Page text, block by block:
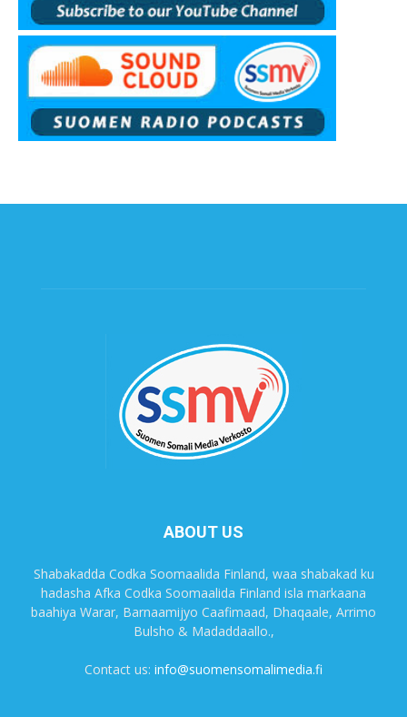
ABOUT US
Shabakadda Codka Soomaalida Finland, waa shabakad ku
hadasha Afka Codka Soomaalida Finland isla markaana
baahiya Warar, Barnaamijyo Caafimaad, Dhaqaale, Arrimo
Bulsho & Madaddaallo.,
Contact us: info@suomensomalimedia.fi